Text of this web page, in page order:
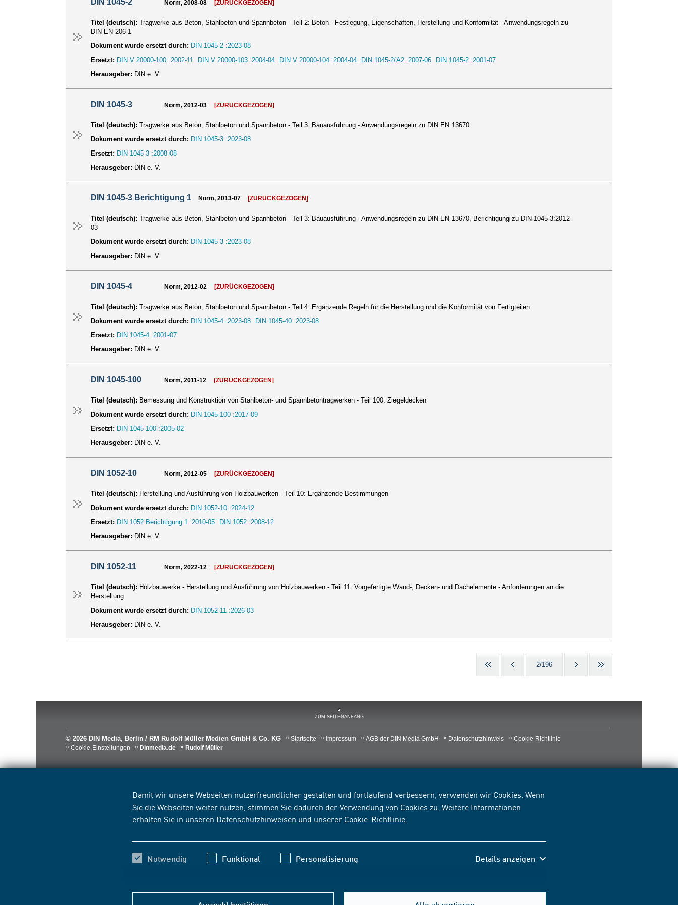
Damit wir unsere Webseiten nutzerfreundlicher gestalten und fortlaufend verbessern, verwenden wir Cookies. Wenn
Sie die Webseiten weiter nutzen, stimmen Sie dadurch der Verwendung von Cookies zu. Weitere Informationen
erhalten Sie in unseren Datenschutzhinweisen und unserer Cookie-Richtlinie
Notwendig Funktional Personalisierung Details anzeigen
DIN 1045-2 Norm, 2008-08 [ZURÜCKGEZOGEN]
Titel (deutsch): Tragwerke aus Beton, Stahlbeton und Spannbeton - Teil 2: Beton - Festlegung, Eigenschaften, Herstellung und Konformität - Anwendungsregeln zu
DIN EN 206-1
Dokument wurde ersetzt durch: DIN 1045-2 :2023-08
Ersetzt: DIN V 20000-100 :2002-11 DIN V 20000-103 :2004-04 DIN V 20000-104 :2004-04 DIN 1045-2/A2 :2007-06
DIN 1045-2 :2001-07
Herausgeber: DIN e. V.
DIN 1045-3 Norm, 2012-03 [ZURÜCKGEZOGEN]
Titel (deutsch): Tragwerke aus Beton, Stahlbeton und Spannbeton - Teil 3: Bauausführung - Anwendungsregeln zu DIN EN 13670
Dokument wurde ersetzt durch: DIN 1045-3 :2023-08
Ersetzt: DIN 1045-3 :2008-08
Herausgeber: DIN e. V.
DIN 1045-3 Berichtigung 1 Norm, 2013-07 [ZURÜCKGEZOGEN]
Titel (deutsch): Tragwerke aus Beton, Stahlbeton und Spannbeton - Teil 3: Bauausführung - Anwendungsregeln zu DIN EN 13670, Berichtigung zu DIN 1045-3:2012-
03
Dokument wurde ersetzt durch: DIN 1045-3 :2023-08
Herausgeber: DIN e. V.
DIN 1045-4 Norm, 2012-02 [ZURÜCKGEZOGEN]
Titel (deutsch): Tragwerke aus Beton, Stahlbeton und Spannbeton - Teil 4: Ergänzende Regeln für die Herstellung und die Konformität von Fertigteilen
Dokument wurde ersetzt durch: DIN 1045-4 :2023-08
DIN 1045-40 :2023-08
Ersetzt: DIN 1045-4 :2001-07
Herausgeber: DIN e. V.
DIN 1045-100 Norm, 2011-12 [ZURÜCKGEZOGEN]
Titel (deutsch): Bemessung und Konstruktion von Stahlbeton- und Spannbetontragwerken - Teil 100: Ziegeldecken
Dokument wurde ersetzt durch: DIN 1045-100 :2017-09
Ersetzt: DIN 1045-100 :2005-02
Herausgeber: DIN e. V.
DIN 1052-10 Norm, 2012-05 [ZURÜCKGEZOGEN]
Titel (deutsch): Herstellung und Ausführung von Holzbauwerken - Teil 10: Ergänzende Bestimmungen
Dokument wurde ersetzt durch: DIN 1052-10 :2024-12
Ersetzt: DIN 1052 Berichtigung 1 :2010-05
DIN 1052 :2008-12
Herausgeber: DIN e. V.
DIN 1052-11 Norm, 2022-12 [ZURÜCKGEZOGEN]
Titel (deutsch): Holzbauwerke - Herstellung und Ausführung von Holzbauwerken - Teil 11: Vorgefertigte Wand-, Decken- und Dachelemente - Anforderungen an die
Herstellung
Dokument wurde ersetzt durch: DIN 1052-11 :2026-03
Herausgeber: DIN e. V.
2/196
ZUM SEITENANFANG
© 2026 DIN Media, Berlin / RM Rudolf Müller Medien GmbH & Co. KG Startseite Impressum AGB der DIN Media GmbH Datenschutzhinweis
Cookie-Richtlinie
Cookie-Einstellungen
Dinmedia.de Rudolf Müller